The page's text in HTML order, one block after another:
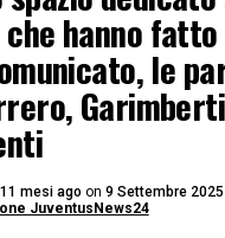
hanno
le
11 mesi ago on 9 Settembre 2025
JuventusNews24